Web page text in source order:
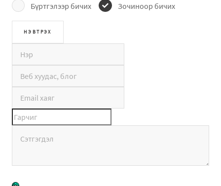
Бүртгэлээр бичих Зочиноор бичих